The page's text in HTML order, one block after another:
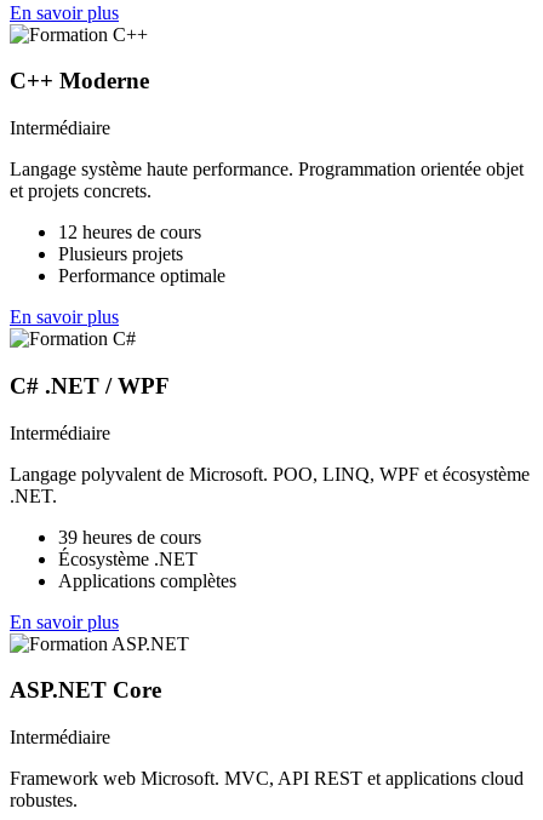
En savoir plus
C++ Moderne
Intermédiaire
Langage système haute performance. Programmation orientée objet
et projets concrets.
12 heures de cours
Plusieurs projets
Performance optimale
En savoir plus
C# .NET / WPF
Intermédiaire
Langage polyvalent de Microsoft. POO, LINQ, WPF et écosystème
.NET.
39 heures de cours
Écosystème .NET
Applications complètes
En savoir plus
ASP.NET Core
Intermédiaire
Framework web Microsoft. MVC, API REST et applications cloud
robustes.